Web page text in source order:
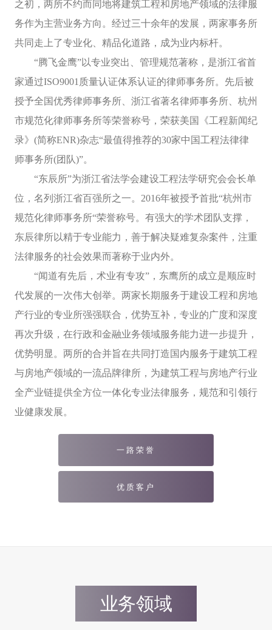
之初，两所不约而同地将建筑工程和房地产领域的法律服
务作为主营业务方向。经过三十余年的发展，两家事务所
共同走上了专业化、精品化道路，成为业内标杆。
“腾飞金鹰”以专业突出、管理规范著称，是浙江省首
家通过ISO9001质量认证体系认证的律师事务所。先后被
授予全国优秀律师事务所、浙江省著名律师事务所、杭州
市规范化律师事务所等荣誉称号，荣获美国《工程新闻纪
录》(简称ENR)杂志“最值得推荐的30家中国工程法律律
师事务所(团队)”。
“东辰所”为浙江省法学会建设工程法学研究会会长单
位，名列浙江省百强所之一。2016年被授予首批“杭州市
规范化律师事务所“荣誉称号。有强大的学术团队支撑，
东辰律所以精于专业能力，善于解决疑难复杂案件，注重
法律服务的社会效果而著称于业内外。
“闻道有先后，术业有专攻”，东鹰所的成立是顺应时
代发展的一次伟大创举。两家长期服务于建设工程和房地
产行业的专业所强强联合，优势互补，专业的广度和深度
再次升级，在行政和金融业务领域服务能力进一步提升，
优势明显。两所的合并旨在共同打造国内服务于建筑工程
与房地产领域的一流品牌律所，为建筑工程与房地产行业
全产业链提供全方位一体化专业法律服务，规范和引领行
业健康发展。
一路荣誉
优质客户
业务领域